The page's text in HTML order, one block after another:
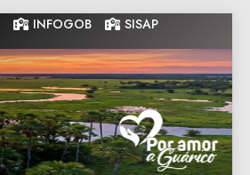
INFOGOB SISAP
Gobernacion
de Guarico
Gobernacion de Guarico